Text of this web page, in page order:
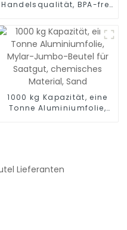
Handelsqualität, BPA-frei,
Lebensmittelaufbewahrung,
Essenszubereitung oder
Sous Vide
1000 kg Kapazität, eine
Tonne Aluminiumfolie,